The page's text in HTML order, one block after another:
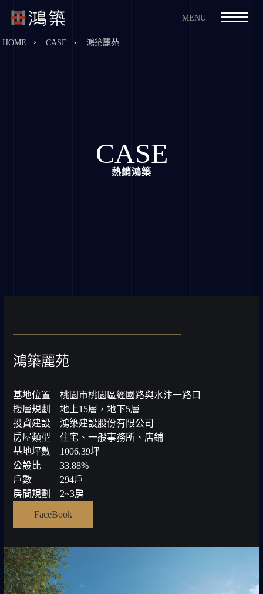
HOME CASE 鴻築麗苑
CASE
熱銷鴻築
鴻築麗苑
基地位置
桃園市桃園區經國路與水汴一路口
樓層規劃
地上15層，地下5層
投資建設
鴻築建設股份有限公司
房屋類型
住宅、一般事務所、店鋪
基地坪數
1006.39坪
公設比
33.88%
戶數
294戶
房間規劃
2~3房
FaceBook